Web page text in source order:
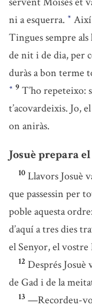
ni a esquerra. * Així
Tingues sempre
de nit i de dia, per
duràs a bon terme
* 9 T’ho repeteixo:
t’acovardeixis. Jo,
on aniràs.
Josuè prepara
10 Llavors Josuè
que passessin per
poble aquesta
d’aquí a tres dies
el Senyor, el vostre
12 Després
de Gad i de la
13 —Recordeu-